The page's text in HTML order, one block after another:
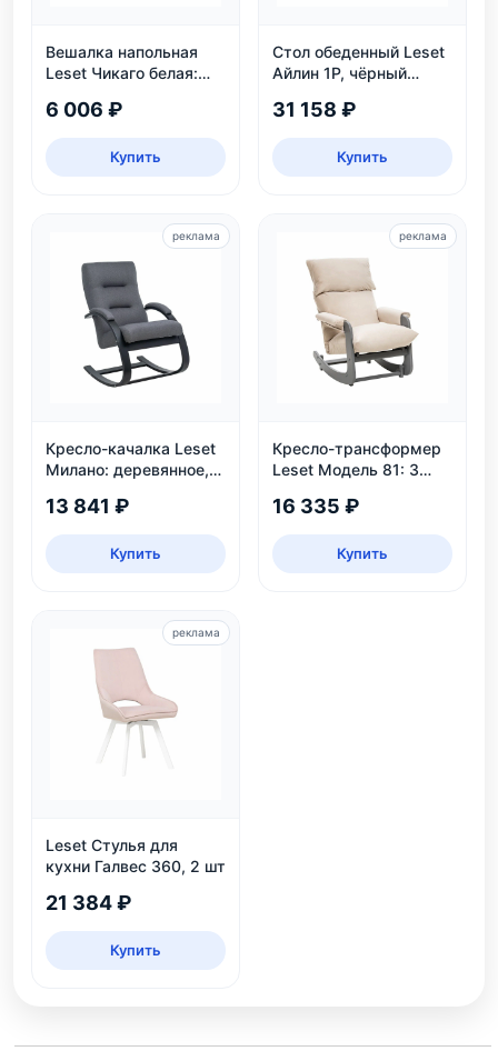
Вешалка напольная
Leset Чикаго белая:
нагрузка 30 кг
6 006 ₽
Купить
Стол обеденный Leset
Айлин 1Р, чёрный
31 158 ₽
Купить
Кресло-качалка Leset
Милано: деревянное,
95
13 841 ₽
Купить
реклама
Кресло-трансформер
Leset Модель 81: 3
нагрузка 130 кг
16 335 ₽
Купить
реклама
Leset Стулья для
кухни Галвес 360, 2 шт
21 384 ₽
Купить
реклама